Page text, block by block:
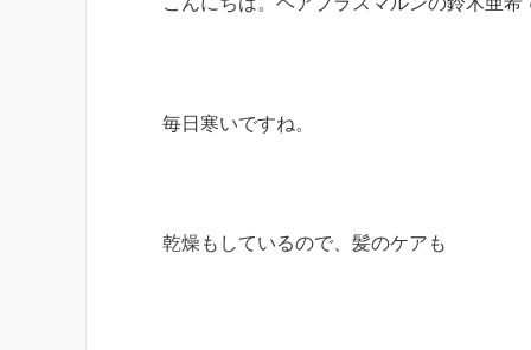
毎日寒いですね。
乾燥もしているので、髪のケアも